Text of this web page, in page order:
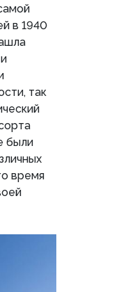
в 1940
так
были
время